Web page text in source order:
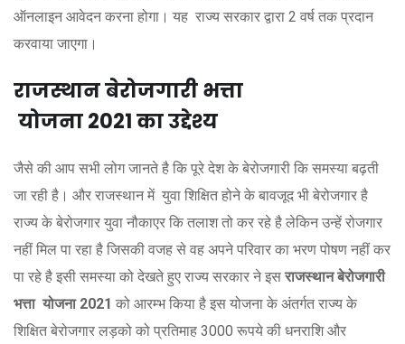
ऑनलाइन आवेदन करना होगा। यह राज्य सरकार द्वारा 2 वर्ष तक प्रदान
करवाया जाएगा।
राजस्थानबेरोजगारीभत्ता
योजना2021काउद्देश्य
जैसे की आप सभी लोग जानते है कि पूरे देश के बेरोजगारी कि समस्या बढ़ती
जा रही है। और राजस्थान में युवा शिक्षित होने के बावजूद भी बेरोजगार है
राज्य के बेरोजगार युवा नौकाएर कि तलाश तो कर रहे है लेकिन उन्हें रोजगार
नहीं मिल पा रहा है जिसकी वजह से वह अपने परिवार का भरण पोषण नहीं कर
पा रहे है इसी समस्या को देखते हुए राज्य सरकार ने इसराजस्थान बेरोजगारी
भत्ता योजना 2021 को आरम्भ किया है इस योजना के अंतर्गत राज्य के
शिक्षित बेरोजगार लड़को को प्रतिमाह 3000 रूपये की धनराशि और